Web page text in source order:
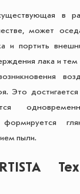
в
может
и портить
лака и
Это
пыли.